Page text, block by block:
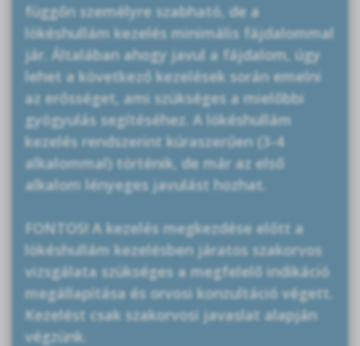
függőn személyre szabható, de a
lökéshullám kezelés minimális fájdalommal
jár. Általában ahogy javul a fájdalom, úgy
lehet a következő kezelések során emelni
az erősséget, ami szükséges a mielőbbi
gyógyulás segítéséhez. A lökéshullám
kezelés rendszerint kúraszerűen (3-4
alkalommal) történik, de már az első
alkalom lényeges javulást hozhat.
FONTOS! A kezelés megkezdése előtt a
lökéshullám kezelésben járatos szakorvos
vizsgálata szükséges a megfelelő indikáció
megállapítása és orvosi konzultáció végett.
Kezelést csak szakorvosi javaslat alapján
végzünk.